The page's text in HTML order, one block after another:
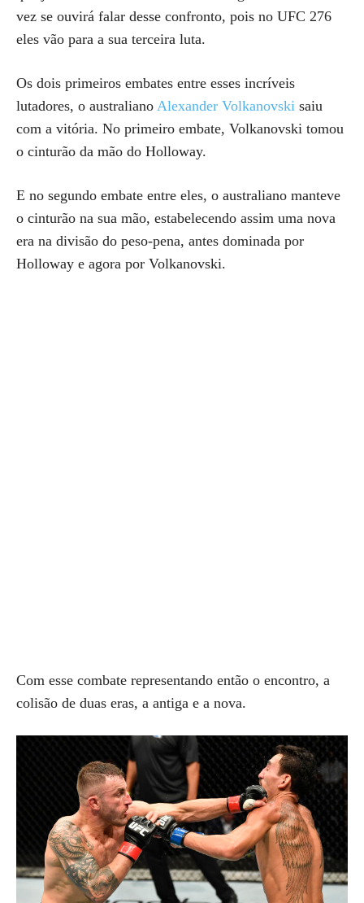
vez se ouvirá falar desse confronto, pois no UFC 276
eles vão para a sua terceira luta.
Os dois primeiros embates entre esses incríveis
lutadores, o australiano Alexander Volkanovski saiu
com a vitória. No primeiro embate, Volkanovski tomou
o cinturão da mão do Holloway.
E no segundo embate entre eles, o australiano manteve
o cinturão na sua mão, estabelecendo assim uma nova
era na divisão do peso-pena, antes dominada por
Holloway e agora por Volkanovski.
Com esse combate representando então o encontro, a
colisão de duas eras, a antiga e a nova.